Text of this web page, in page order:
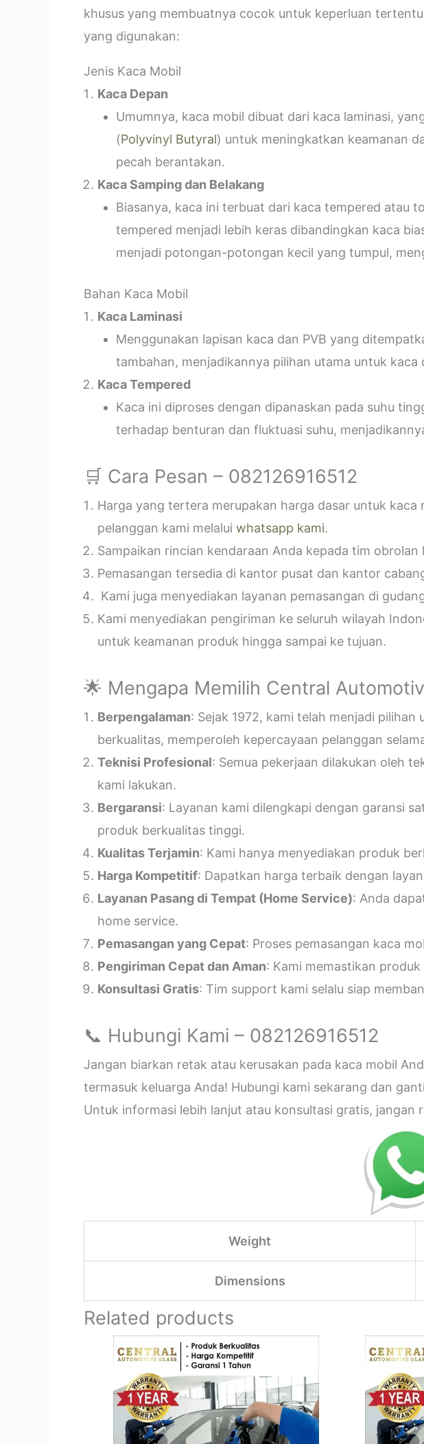
khusus yang membuatnya cocok untuk keperluan
yang digunakan:
Jenis Kaca Mobil
Kaca Depan
Umumnya, kaca mobil dibuat dari kaca laminasi,
(Polyvinyl Butyral) untuk meningkatkan keamanan
pecah berantakan.
Kaca Samping dan Belakang
Biasanya, kaca ini terbuat dari kaca tempered atau
tempered menjadi lebih keras dibandingkan kaca
menjadi potongan-potongan kecil yang tumpul,
Bahan Kaca Mobil
Kaca Laminasi
Menggunakan lapisan kaca dan PVB yang
tambahan, menjadikannya pilihan utama untuk
Kaca Tempered
Kaca ini diproses dengan dipanaskan pada suhu
terhadap benturan dan fluktuasi suhu,
🛒 Cara Pesan – 082126916512
Harga yang tertera merupakan harga dasar untuk
pelanggan kami melalui whatsapp kami.
Sampaikan rincian kendaraan Anda kepada tim
Pemasangan tersedia di kantor pusat dan kantor
Kami juga menyediakan layanan pemasangan di
Kami menyediakan pengiriman ke seluruh wilayah
untuk keamanan produk hingga sampai ke tujuan.
🌟 Mengapa Memilih Central
Berpengalaman: Sejak 1972, kami telah menjadi
berkualitas, memperoleh kepercayaan pelanggan
Teknisi Profesional: Semua pekerjaan dilakukan oleh
kami lakukan.
Bergaransi: Layanan kami dilengkapi dengan garansi
produk berkualitas tinggi.
Kualitas Terjamin: Kami hanya menyediakan produk
Harga Kompetitif: Dapatkan harga terbaik dengan
Layanan Pasang di Tempat (Home Service): Anda
home service.
Pemasangan yang Cepat: Proses pemasangan kaca
Pengiriman Cepat dan Aman: Kami memastikan
Konsultasi Gratis: Tim support kami selalu siap
📞 Hubungi Kami – 082126916512
Jangan biarkan retak atau kerusakan pada kaca mobil
termasuk keluarga Anda! Hubungi kami sekarang dan
Untuk informasi lebih lanjut atau konsultasi gratis,
Weight
Dimensions
Related products